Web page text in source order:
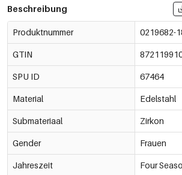
Beschreibung
Produktnummer 0219682-
GTIN
SPU ID 67464
Material Edelstahl
Submateriaal Zirkon
Gender Frauen
Jahreszeit Four